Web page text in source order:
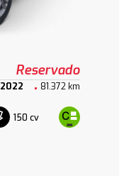
Reservado
2022 81.372 km
150 cv